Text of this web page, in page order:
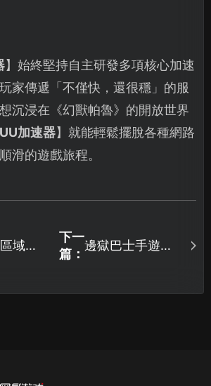
】始終堅持自主研發多項核心加速
家傳遞「不僅快，還很穩」的服
沉浸在《幻獸帕魯》的開放世界
UU加速器】就能輕鬆擺脫各種網路
滑的遊戲旅程。
域網
路對
下一
篇：
邊獄巴士手遊免